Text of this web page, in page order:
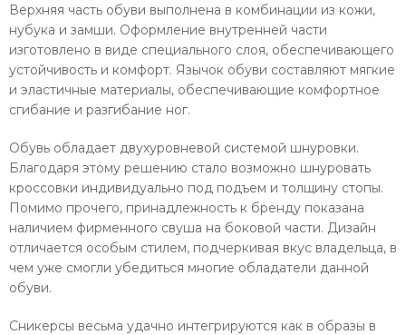
Верхняя часть обуви выполнена в комбинации из кожи,
нубука и замши. Оформление внутренней части
изготовлено в виде специального слоя, обеспечивающего
устойчивость и комфорт. Язычок обуви составляют мягкие
и эластичные материалы, обеспечивающие комфортное
сгибание и разгибание ног.
Обувь обладает двухуровневой системой шнуровки.
Благодаря этому решению стало возможно шнуровать
кроссовки индивидуально под подъем и толщину стопы.
Помимо прочего, принадлежность к бренду показана
наличием фирменного свуша на боковой части. Дизайн
отличается особым стилем, подчеркивая вкус владельца, в
чем уже смогли убедиться многие обладатели данной
обуви.
Сникерсы весьма удачно интегрируются как в образы в